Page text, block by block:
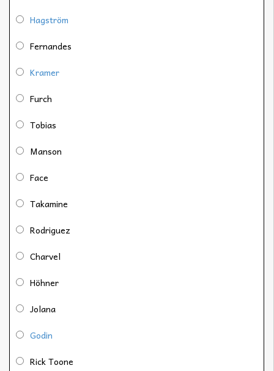
Hagström
Fernandes
Kramer
Furch
Tobias
Manson
Face
Takamine
Rodriguez
Charvel
Höhner
Jolana
Godin
Rick Toone